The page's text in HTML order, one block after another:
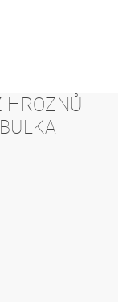
HROZNŮ -